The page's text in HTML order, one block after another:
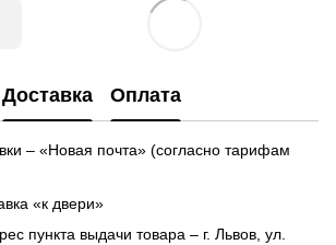
Доставка Оплата
– «Новая почта» (согласно тарифам
«к двери»
пункта выдачи товара – г. Львов, ул.